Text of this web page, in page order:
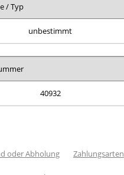
/ Typ
unbestimmt
40932
oder Abholung Zahlungsarten